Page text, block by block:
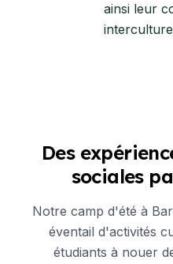
ainsi leur
Des
sociales
Notre camp d'été à
éventail d'activités
étudiants à nouer